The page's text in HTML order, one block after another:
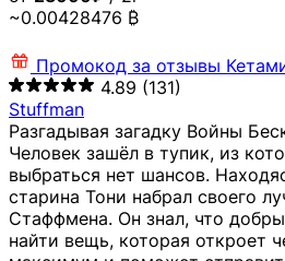
~0.00428476 ₿
Промокод за отзывы
4.89 (131)
Stuffman
Разгадывая загадку Войны
Человек зашёл в тупик, из
выбраться нет шансов.
старина Тони набрал своего
Стаффмена. Он знал, что
найти вещь, которая откроет